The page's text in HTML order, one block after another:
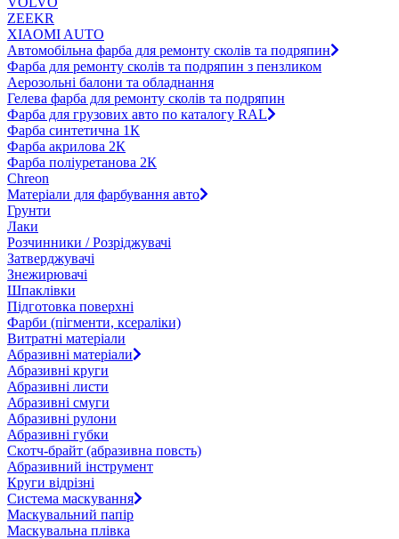
ZEEKR
XIAOMI AUTO
Автомобільна фарба для ремонту сколів та подряпин
Фарба для ремонту сколів та подряпин з пензликом
Аерозольні балони та обладнання
Гелева фарба для ремонту сколів та подряпин
Фарба для грузових авто по каталогу RAL
Фарба синтетична 1К
Фарба акрилова 2К
Фарба поліуретанова 2К
Chreon
Матеріали для фарбування авто
Грунти
Лаки
Розчинники / Розріджувачі
Затверджувачі
Знежирювачі
Шпаклівки
Підготовка поверхні
Фарби (пігменти, ксераліки)
Витратні матеріали
Абразивні матеріали
Абразивні круги
Абразивні листи
Абразивні смуги
Абразивні рулони
Абразивні губки
Скотч-брайт (абразивна повсть)
Абразивний інструмент
Круги відрізні
Система маскування
Маскувальний папір
Маскувальна плівка